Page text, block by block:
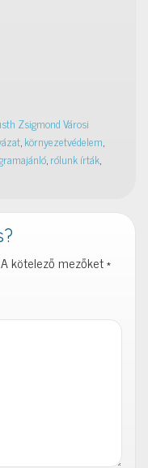
Zsigmond Városi
,környezetvédelem,
,rólunk írták,
A kötelező mezőket*